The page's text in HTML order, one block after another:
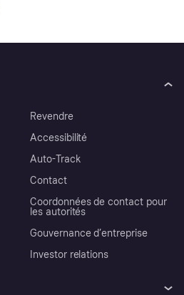
Revendre
Accessibilité
Auto-Track
Contact
Coordonnées de contact pour
les autorités
Gouvernance d’entreprise
Investor relations